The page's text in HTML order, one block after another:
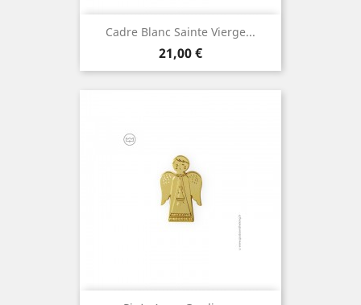
Cadre Blanc Sainte Vierge...
Prix
21,00 €